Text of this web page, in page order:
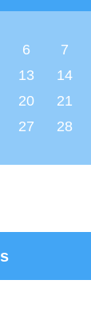
6 7
13 14
20 21
27 28